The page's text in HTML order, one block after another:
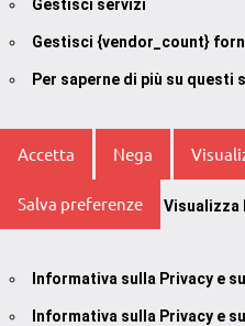
Gestisci servizi
Gestisci {vendor_count}
Per saperne di più su questi
Accetta Nega
Salva preferenze Visualizza
Informativa sulla Privacy e
Informativa sulla Privacy e